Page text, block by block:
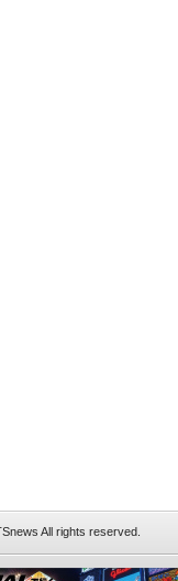
All rights reserved.